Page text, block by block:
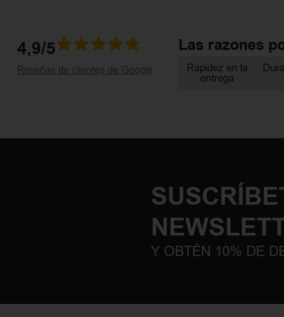
4,9/5
Reseñas de clientes de Google
Las razones
Rapidez en la
entrega
Y OBTÉN 10% DE